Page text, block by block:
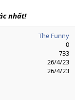
nhất!
The Funny
0
733
26/4/23
26/4/23